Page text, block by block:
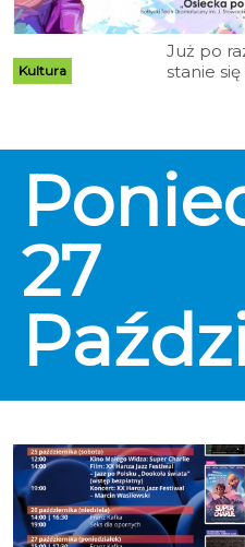
Kultura
Już po
stanie
tylko
emocja
27
Kino
ekoszalin